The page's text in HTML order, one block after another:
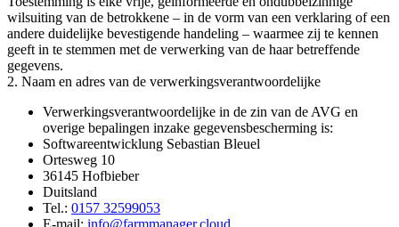
wilsuiting van de betrokkene – in de vorm van een verklaring of een
andere duidelijke bevestigende handeling – waarmee zij te kennen
geeft in te stemmen met de verwerking van de haar betreffende
gegevens.
2. Naam en adres van de verwerkingsverantwoordelijke
Verwerkingsverantwoordelijke in de zin van de AVG en
overige bepalingen inzake gegevensbescherming is:
Softwareentwicklung Sebastian Bleuel
Ortesweg 10
36145 Hofbieber
Duitsland
Tel.: 0157 32599053
E-mail: info@farmmanager.cloud